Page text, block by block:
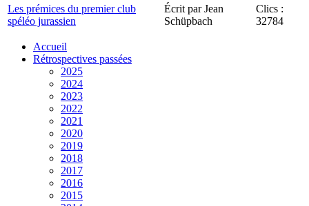
Les prémices du premier club
spéléo jurassien
Écrit par Jean
Schüpbach
Clics :
32784
Accueil
Rétrospectives passées
2025
2024
2023
2022
2021
2020
2019
2018
2017
2016
2015